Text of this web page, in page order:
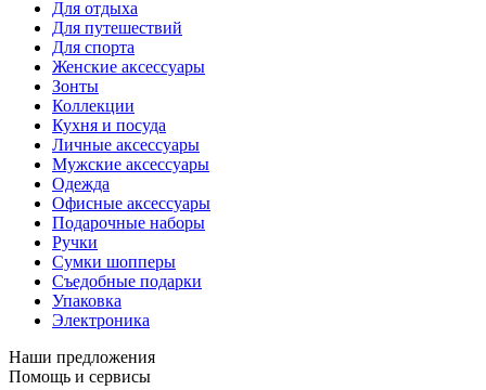
Для отдыха
Для путешествий
Для спорта
Женские аксессуары
Зонты
Коллекции
Кухня и посуда
Личные аксессуары
Мужские аксессуары
Одежда
Офисные аксессуары
Подарочные наборы
Ручки
Сумки шопперы
Съедобные подарки
Упаковка
Электроника
Наши предложения
Помощь и сервисы